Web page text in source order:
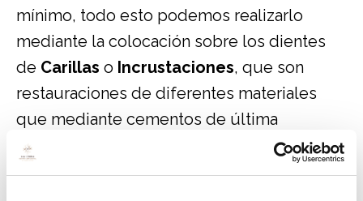
mínimo, todo esto podemos realizarlo
mediante la colocación sobre los dientes
de Carillas o Incrustaciones, que son
restauraciones de diferentes materiales
que mediante cementos de última
generación podemos pegar a los dientes
con seguridad, prácticamente sin tener que